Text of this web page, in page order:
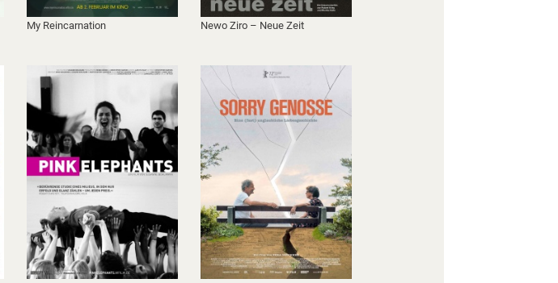
My Reincarnation Newo Ziro – Neue Zeit